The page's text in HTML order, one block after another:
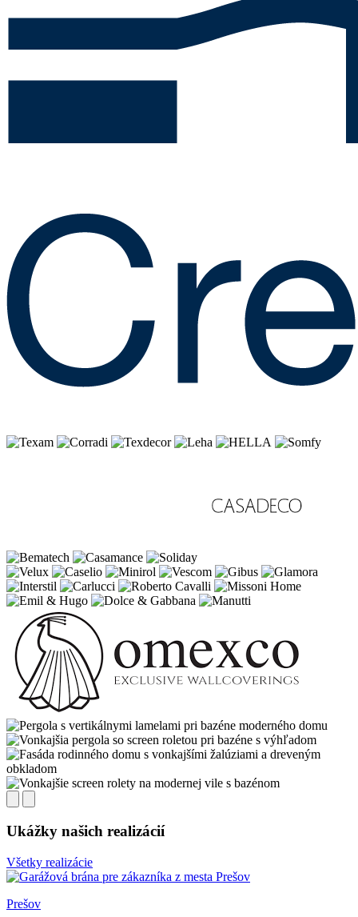
Ukážky našich realizácií
Všetky realizácie
Prešov